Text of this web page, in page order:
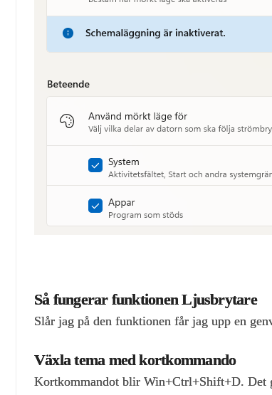
Så fungerar funktionen Ljusbrytare
Slår jag på den funktionen får jag upp en
Växla tema med kortkommando
Kortkommandot blir Win+Ctrl+Shift+D. Det